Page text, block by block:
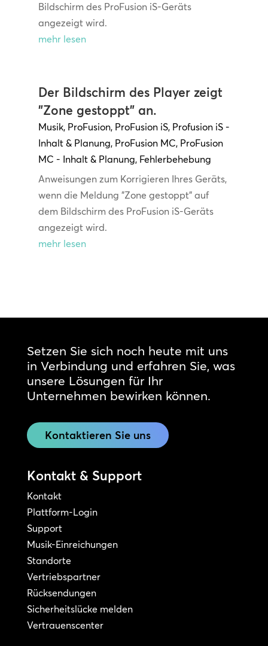
Bildschirm des ProFusion iS-Geräts
angezeigt wird.
mehr lesen
Der Bildschirm des Player zeigt
"Zone gestoppt" an.
Musik, ProFusion, ProFusion iS, Profusion iS -
Inhalt & Planung, ProFusion MC, ProFusion
MC - Inhalt & Planung, Fehlerbehebung
Anweisungen zum Korrigieren Ihres Geräts,
wenn die Meldung "Zone gestoppt" auf
dem Bildschirm des ProFusion iS-Geräts
angezeigt wird.
mehr lesen
Setzen Sie sich noch heute mit uns
in Verbindung und erfahren Sie, was
unsere Lösungen für Ihr
Unternehmen bewirken können.
Kontaktieren Sie uns
Kontakt & Support
Kontakt
Plattform-Login
Support
Musik-Einreichungen
Standorte
Vertriebspartner
Rücksendungen
Sicherheitslücke melden
Vertrauenscenter